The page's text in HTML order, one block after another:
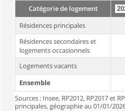
Catégorie de logement
Résidences principales
Résidences secondaires et
logements occasionnels
Logements vacants
Ensemble
Sources : Insee, RP2012, RP2017 et
principales, géographie au 01/01/